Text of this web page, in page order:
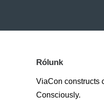
Rólunk
ViaCon constructs
Consciously.